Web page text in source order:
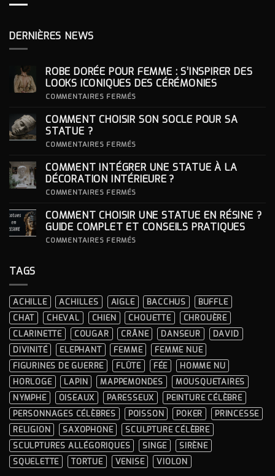
DERNIÈRES NEWS
ROBE DORÉE POUR FEMME : S’INSPIRER DES
LOOKS ICONIQUES DES CÉRÉMONIES
COMMENTAIRES FERMÉS
POUR
ICONIQUES
DES
CÉRÉMONIES
COMMENT CHOISIR SON SOCLE POUR SA
STATUE ?
COMMENTAIRES FERMÉS
SON
SOCLE
POUR
COMMENT INTÉGRER UNE STATUE À LA
DÉCORATION INTÉRIEURE ?
COMMENTAIRES FERMÉS
UNE
STATUE
À
COMMENT CHOISIR UNE STATUE EN RÉSINE ?
GUIDE COMPLET ET CONSEILS PRATIQUES
COMMENTAIRES FERMÉS
?
GUIDE
COMPLET
ET
CONSEILS
PRATIQUES
TAGS
ACHILLE ACHILLES AIGLE BACCHUS
BUFFLE
CHAT
CHEVAL CHIEN CHOUETTE
CHROUÈRE
CLARINETTE
COUGAR CRÂNE DANSEUR
DAVID
DIVINITÉ
ELEPHANT FEMME
FEMME NUE
FIGURINES DE GUERRE
FLÛTE FÉE
HOMME NU
HORLOGE
LAPIN MAPPEMONDES
MOUSQUETAIRES
NYMPHE
OISEAUX PARESSEUX
PEINTURE CÉLÈBRE
PERSONNAGES CÉLÈBRES
POISSON POKER
PRINCESSE
RELIGION
SAXOPHONE
SCULPTURE CÉLÈBRE
SCULPTURES ALLÉGORIQUES
SINGE
SIRÈNE
SQUELETTE
TORTUE VENISE VIOLON